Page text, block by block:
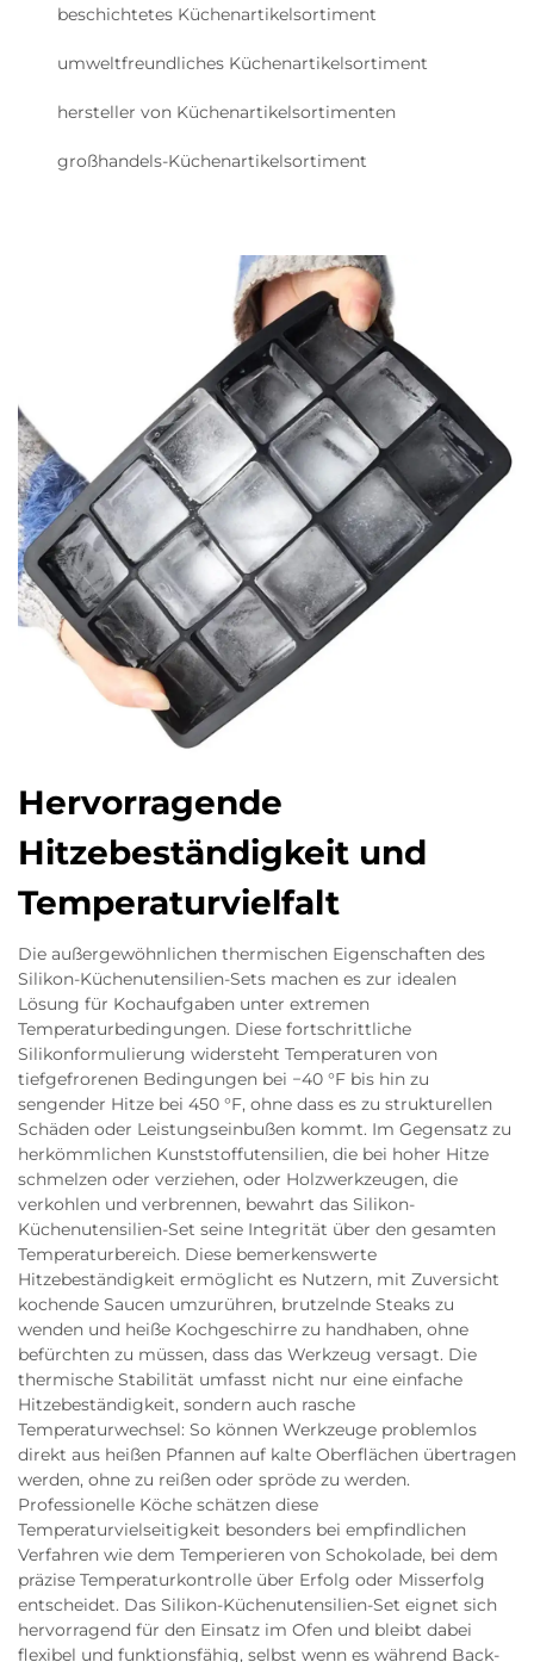
beschichtetes Küchenartikelsortiment
umweltfreundliches Küchenartikelsortiment
hersteller von Küchenartikelsortimenten
großhandels-Küchenartikelsortiment
Hervorragende
Hitzebeständigkeit und
Temperaturvielfalt
Die außergewöhnlichen thermischen Eigenschaften des
Silikon-Küchenutensilien-Sets machen es zur idealen
Lösung für Kochaufgaben unter extremen
Temperaturbedingungen. Diese fortschrittliche
Silikonformulierung widersteht Temperaturen von
tiefgefrorenen Bedingungen bei −40 °F bis hin zu
sengender Hitze bei 450 °F, ohne dass es zu strukturellen
Schäden oder Leistungseinbußen kommt. Im Gegensatz zu
herkömmlichen Kunststoffutensilien, die bei hoher Hitze
schmelzen oder verziehen, oder Holzwerkzeugen, die
verkohlen und verbrennen, bewahrt das Silikon-
Küchenutensilien-Set seine Integrität über den gesamten
Temperaturbereich. Diese bemerkenswerte
Hitzebeständigkeit ermöglicht es Nutzern, mit Zuversicht
kochende Saucen umzurühren, brutzelnde Steaks zu
wenden und heiße Kochgeschirre zu handhaben, ohne
befürchten zu müssen, dass das Werkzeug versagt. Die
thermische Stabilität umfasst nicht nur eine einfache
Hitzebeständigkeit, sondern auch rasche
Temperaturwechsel: So können Werkzeuge problemlos
direkt aus heißen Pfannen auf kalte Oberflächen übertragen
werden, ohne zu reißen oder spröde zu werden.
Professionelle Köche schätzen diese
Temperaturvielseitigkeit besonders bei empfindlichen
Verfahren wie dem Temperieren von Schokolade, bei dem
präzise Temperaturkontrolle über Erfolg oder Misserfolg
entscheidet. Das Silikon-Küchenutensilien-Set eignet sich
hervorragend für den Einsatz im Ofen und bleibt dabei
flexibel und funktionsfähig, selbst wenn es während Back-